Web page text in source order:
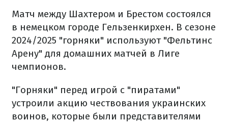
Матч между Шахтером и Брестом состоялся
в немецком городе Гельзенкирхен. В сезоне
2024/2025 "горняки" используют "Фельтинс
Арену" для домашних матчей в Лиге
чемпионов.
"Горняки" перед игрой с "пиратами"
устроили акцию чествования украинских
воинов, которые были представителями